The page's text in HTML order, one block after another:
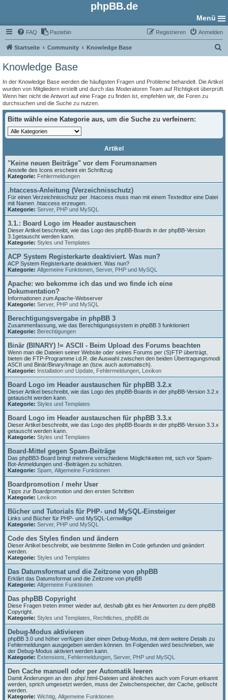
phpBB.de
Menü
FAQ Pastebin Anmelden
Registrieren
Startseite Community Knowledge Base
h
Knowledge Base
In der Knowledge Base werden die häufigsten Fragen und Probleme behandelt. Die Artikel
wurden von Mitgliedern erstellt und durch das Moderatoren Team auf Richtigkeit überprüft.
Wenn hier nicht die Antwort auf eine Frage zu finden ist, empfehlen wir, die Foren zu
durchsuchen und die Suche zu nutzen.
Bitte wähle eine Kategorie aus, um die Suche zu verfeinern:
Artikel
"Keine neuen Beiträge" vor dem Forumsnamen
Anstelle des Icons erscheint ein Schriftzug
Kategorie: Fehlermeldungen
.htaccess-Anleitung (Verzeichnisschutz)
Für einen Verzeichnisschutz per .htaccess muss man mit einem Texteditor eine Datei
mit Namen .htaccess erzeugen.
Kategorie: Server, PHP und MySQL
3.1.: Board Logo im Header austauschen
Dieser Artikel beschreibt, wie das Logo des phpBB-Boards in der phpBB-Version
3.1getauscht werden kann.
Kategorie: Styles und Templates
ACP System Registerkarte deaktiviert. Was nun?
ACP System Registerkarte deaktiviert. Was nun?
Kategorie: Allgemeine Funktionen Server, PHP und MySQL
Apache: wo bekomme ich das und wo finde ich eine
Dokumentation?
Informationen zum Apache-Webserver
Kategorie: Server, PHP und MySQL
Berechtigungsvergabe in phpBB 3
Zusammenfassung, wie das Berechtigungssystem in phpBB 3 funktioniert
Kategorie: Berechtigungen
Binär (BINARY) != ASCII - Beim Upload des Forums beachten
Wenn man die Dateien seiner Website oder seines Forums per (S)FTP überträgt,
bieten die FTP-Programme i.d.R. die Auswahl zwischen den beiden Übertragungsmodi
ASCII und Binär/Binary/Image an (bzw. auch automatisch).
Kategorie: Installation und Update Fehlermeldungen Lexikon
Board Logo im Header austauschen für phpBB 3.2.x
Dieser Artikel beschreibt, wie das Logo des phpBB-Boards in der phpBB-Version 3.2.x
getauscht werden kann.
Kategorie: Styles und Templates
Board Logo im Header austauschen für phpBB 3.3.x
Dieser Artikel beschreibt, wie das Logo des phpBB-Boards in der phpBB-Version 3.3.x
getauscht werden kann.
Kategorie: Styles und Templates
Board-Mittel gegen Spam-Beiträge
Das phpBB3-Board bringt mehrere verschiedene Möglichkeiten mit, sich vor Spam-
Bot-Anmeldungen und -Beiträgen zu schützen.
Kategorie: Spam Allgemeine Funktionen
Boardpromotion / mehr User
Tipps zur Boardpromotion und den ersten Schritten
Kategorie: Lexikon
Bücher und Tutorials für PHP- und MySQL-Einsteiger
Links und Bücher für PHP- und MySQL-Lernwillige
Kategorie: Server, PHP und MySQL
Code des Styles finden und ändern
Dieser Artikel beschreibt, wie bestimmte Stellen im Code gefunden und geändert
werden.
Kategorie: Styles und Templates
Das Datumsformat und die Zeitzone von phpBB
Erklärt das Datumsformat und die Zeitzone von phpBB
Kategorie: Allgemeine Funktionen
Das phpBB Copyright
Diese Fragen treten immer wieder auf, deshalb gibt es hier Antworten zu dem phpBB
Copyright.
Kategorie: Styles und Templates Rechtliches phpBB.de
Debug-Modus aktivieren
phpBB 3.0 und höher verfügen über einen Debug-Modus, mit dem weitere Details zu
Fehlermeldungen ausgegeben werden können. Im Folgenden wird beschrieben, wie
der Debug-Modus aktiviert werden kann.
Kategorie: Extensions Fehlermeldungen Server, PHP und MySQL
Den Cache manuell oder per Automatik leeren
Damit Änderungen an den .php/.html-Dateien und ähnliches auch vom Forum erkannt
werden, sprich umgesetzt werden, muss der Zwischenspeicher, der Cache, gelöscht
werden.
Kategorie: Wichtig Allgemeine Funktionen